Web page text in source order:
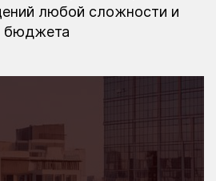
любой сложности и
бюджета